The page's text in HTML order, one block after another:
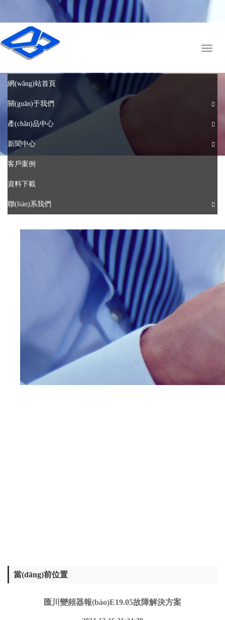
English 中文版
網(wǎng)站首頁
關(guān)于我們
產(chǎn)品中心
新聞中心
客戶案例
資料下載
聯(lián)系我們
當(dāng)前位置
匯川變頻器報(bào)E19.05故障解決方案